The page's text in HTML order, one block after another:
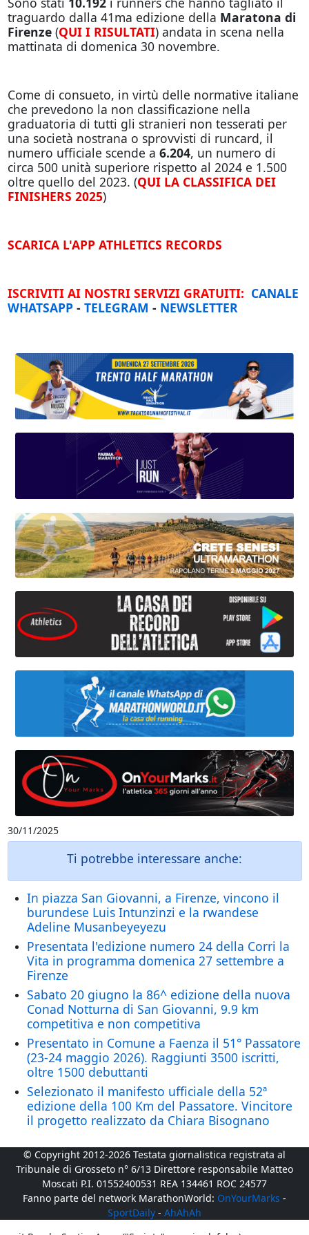
traguardo dalla 41ma edizione della Maratona di
Firenze(QUI I RISULTATI) andata in scena nella
mattinata di domenica 30 novembre.
Come di consueto, in virtù delle normative italiane
che prevedono la non classificazione nella
graduatoria di tutti gli stranieri non tesserati per
una società nostrana o sprovvisti di runcard, il
numero ufficiale scende a 6.204, un numero di
circa 500 unità superiore rispetto al 2024 e 1.500
oltre quello del 2023. (QUI LA CLASSIFICA DEI
FINISHERS 2025)
SCARICA L'APP ATHLETICS RECORDS
ISCRIVITI AI NOSTRI SERVIZI GRATUITI: CANALE
WHATSAPP- TELEGRAM - NEWSLETTER
30/11/2025
Ti potrebbe interessare anche:
In piazza San Giovanni, a Firenze, vincono il
burundese Luis Intunzinzi e la rwandese
Adeline Musanbeyeyezu
Presentata l'edizione numero 24 della Corri la
Vita in programma domenica 27 settembre a
Firenze
Sabato 20 giugno la 86^ edizione della nuova
Conad Notturna di San Giovanni, 9.9 km
competitiva e non competitiva
Presentato in Comune a Faenza il 51° Passatore
(23-24 maggio 2026). Raggiunti 3500 iscritti,
oltre 1500 debuttanti
Selezionato il manifesto ufficiale della 52ª
edizione della 100 Km del Passatore. Vincitore
il progetto realizzato da Chiara Bisognano
© Copyright 2012-2026 Testata giornalistica registrata al
Tribunale di Grosseto n° 6/13 Direttore responsabile Matteo
Moscati P.I. 01552400531 REA 134461 ROC 24577
Fanno parte del network MarathonWorld: OnYourMarks -
SportDaily - AhAhAh